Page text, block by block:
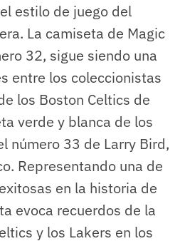
estilo de juego del
La camiseta de Magic
32, sigue siendo una
entre los coleccionistas
los Boston Celtics de
verde y blanca de los
número 33 de Larry Bird,
Representando una de
en la historia de
evoca recuerdos de la
y los Lakers en los